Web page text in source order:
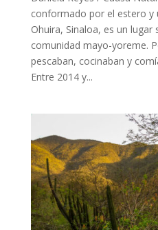
conformado por el estero y
Ohuira, Sinaloa, es un
comunidad mayo-yoreme.
pescaban, cocinaban y
Entre 2014 y...